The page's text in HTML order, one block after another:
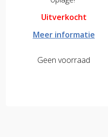
Aan winkelwagen toevoegen
Uitverkocht
Meer informatie
Geen voorraad
Op voorraad.
–
Aan winkelwagen toevoegen